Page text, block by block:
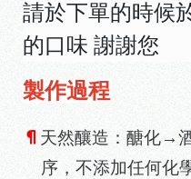
請於下單的時候
的口味 謝謝您
製作過程
¶ 天然釀造：醣化→
序，不添加任何化